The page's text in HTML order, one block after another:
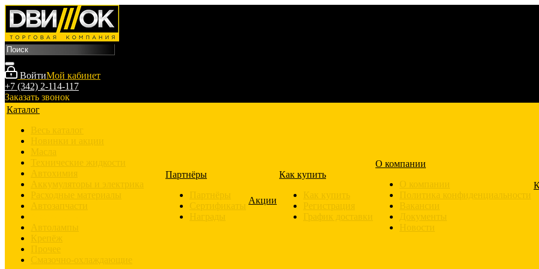
ВойтиМой кабинет
+7 (342) 2-114-117
Заказать звонок
Каталог
Весь каталог
Новинки и акции
Масла
Технические жидкости
Автохимия
Аккумуляторы и электрика
Расходные материалы
Автозапчасти
Автолампы
Крепёж
Прочее
Смазочно-охлаждающие
Партнёры
Партнёры
Сертификаты
Награды
Акции
Как купить
Как купить
Регистрация
График доставки
О компании
О компании
Политика конфиденциальности
Вакансии
Документы
Новости